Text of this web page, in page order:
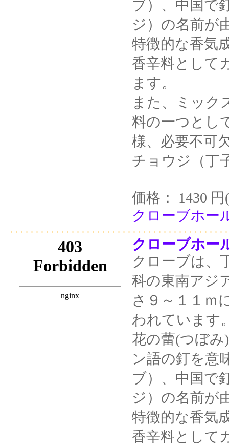
ブ）、中国で
ジ）の名前が
特徴的な香気
香辛料として
ます。
また、ミック
料の一つとし
様、必要不可
チョウジ（丁
価格： 1430
クローブホー
クローブホー
クローブは、
科の東南アジ
さ９～１１ｍ
われています
花の蕾(つぼ
ン語の釘を意
ブ）、中国で
ジ）の名前が
特徴的な香気
香辛料として